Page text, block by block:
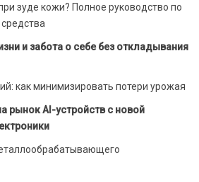
зуде кожи? Полное руководство по
и забота о себе без откладывания
как минимизировать потери урожая
рынок AI-устройств с новой